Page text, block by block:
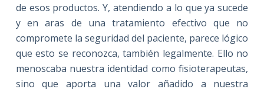
de esos productos. Y, atendiendo a lo que ya sucede
y en aras de una tratamiento efectivo que no
compromete la seguridad del paciente, parece lógico
que esto se reconozca, también legalmente. Ello no
menoscaba nuestra identidad como fisioterapeutas,
sino que aporta una valor añadido a nuestra